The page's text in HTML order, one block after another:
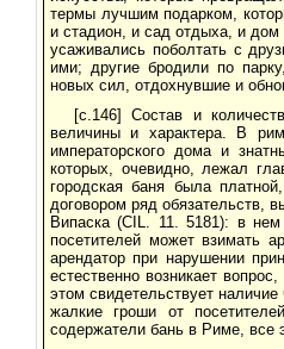
термы лучшим подарком,
и стадион, и сад отдыха, и
усаживались поболтать с
ими; другие бродили по
новых сил, отдохнувшие и
[с.146] Состав и
величины и характера. В
императорского дома и
которых, очевидно, лежал
городская баня была
договором ряд обязательств,
Випаска (CIL. 11. 5181): в
посетителей может взимать
арендатор при нарушении
естественно возникает
этом свидетельствует
жалкие гроши от
содержатели бань в Риме, все